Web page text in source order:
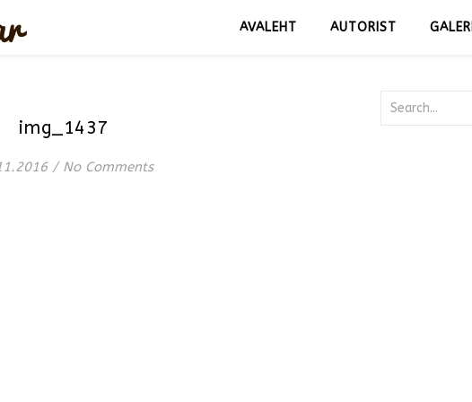
AVALEHT AUTORIST GALERII
img_1437
/ No Comments